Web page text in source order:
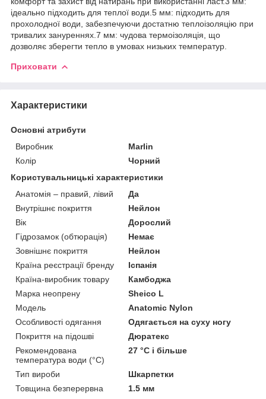
ідеально підходить для теплої води.5 мм: підходить для
прохолодної води, забезпечуючи достатню теплоізоляцію при
тривалих зануреннях.7 мм: чудова термоізоляція, що
дозволяє зберегти тепло в умовах низьких температур.
Приховати
Характеристики
Основні атрибути
Виробник
Marlin
Колір
Чорний
Користувальницькі характеристики
Анатомія – правий, лівий
Да
Внутрішнє покриття
Нейлон
Вік
Дорослий
Гідрозамок (обтюрація)
Немає
Зовнішнє покриття
Нейлон
Країна реєстрації бренду
Іспанія
Країна-виробник товару
Камбоджа
Марка неопрену
Sheico L
Мoдель
Anatomic Nylon
Особливості одягання
Одягається на суху ногу
Покриття на підошві
Дюратекс
Рекомендована
температура води (°C)
27 °C і більше
Тип вироби
Шкарпетки
Товщина безперервна
1.5 мм